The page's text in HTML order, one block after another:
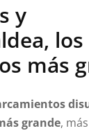
y
los
más
grande,